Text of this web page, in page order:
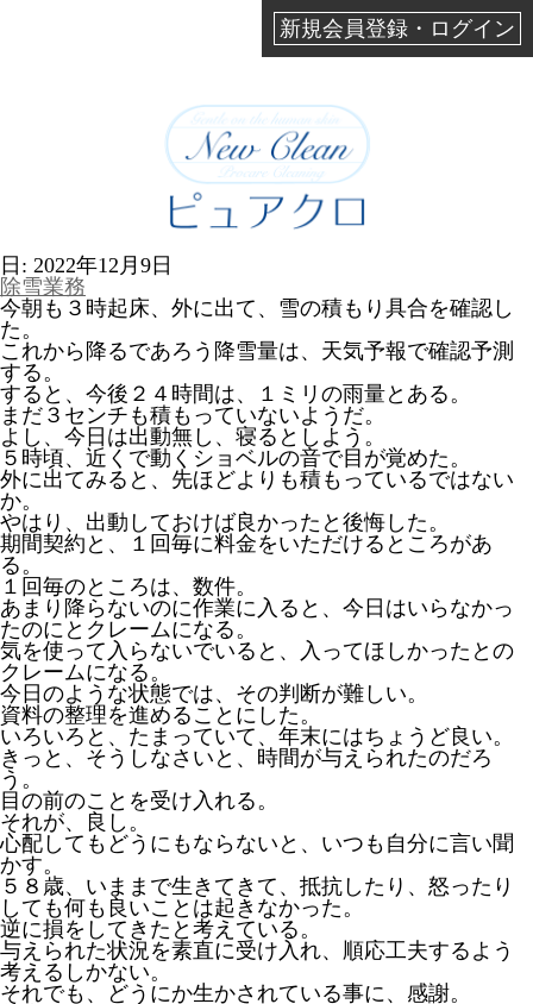
新規会員登録・ログイン
1
2
3
4
5
6
7
8
9
10
11
12
13
14
15
16
17
18
19
20
21
22
23
24
25
26
27
28
29
30
1
2
3
4
5
6
7
8
9
10
11
12
13
14
15
16
17
18
19
20
21
22
23
24
25
26
27
28
29
30
31
1
2
3
4
5
6
7
8
9
10
11
12
13
14
15
16
17
18
19
20
21
22
23
24
25
26
27
28
29
30
1
2
3
4
5
6
7
8
9
10
11
12
13
14
15
16
17
18
19
20
21
22
23
24
25
26
27
28
29
30
31
1
2
3
4
5
6
7
8
9
10
11
12
13
14
15
16
17
18
19
20
21
22
23
24
25
26
27
28
1
2
3
4
5
6
7
8
9
10
11
12
13
14
15
16
17
18
19
20
21
22
23
24
25
26
27
28
29
30
31
1
2
3
4
5
6
7
8
9
10
11
12
13
14
15
16
17
18
19
20
21
22
23
24
25
26
27
28
29
30
31
1
2
3
4
5
6
7
8
9
10
11
12
13
14
15
16
17
18
19
20
21
22
23
24
25
26
27
28
29
30
1
2
3
4
5
6
7
8
9
10
11
12
13
14
15
16
17
18
19
20
21
22
23
24
25
26
27
28
29
30
31
1
2
3
4
5
6
7
8
9
10
11
12
13
14
15
16
17
18
19
20
21
22
23
24
25
26
27
28
29
30
1
2
3
4
5
6
7
8
9
10
11
12
13
14
15
16
17
18
19
20
21
22
23
24
25
26
27
28
29
30
31
1
2
3
4
5
6
7
8
9
10
11
12
13
14
15
16
17
18
19
20
21
22
23
24
25
26
27
28
29
30
1
2
3
4
5
6
7
8
9
10
11
12
13
14
15
16
17
18
19
20
21
22
23
24
25
26
27
28
29
30
31
1
2
3
4
5
6
7
8
9
10
11
12
13
14
15
16
17
18
19
20
21
22
23
24
25
26
27
28
1
2
3
4
5
6
7
8
9
10
11
12
13
14
15
16
17
18
19
20
21
22
23
24
25
26
27
28
29
30
31
1
2
3
4
5
6
7
8
9
10
11
12
13
14
15
16
17
18
19
20
21
22
23
24
25
26
27
28
29
30
1
2
3
4
5
6
7
8
9
10
11
12
13
14
15
16
17
18
19
20
21
22
23
24
25
26
27
28
29
30
31
1
2
3
4
5
6
7
8
9
10
11
12
13
14
15
16
17
18
19
20
21
22
23
24
25
26
27
28
29
30
1
2
3
4
5
6
7
8
9
10
11
12
13
14
15
16
17
18
19
20
21
22
23
24
25
26
27
28
29
30
31
1
2
3
4
5
6
7
8
9
10
11
12
13
14
15
16
17
18
19
20
21
22
23
24
25
26
27
28
29
30
1
2
3
4
5
6
7
8
9
10
11
12
13
14
15
16
17
18
19
20
21
22
23
24
25
26
27
28
29
30
31
1
2
3
4
5
6
7
8
9
10
11
12
13
14
15
16
17
18
19
20
21
22
23
24
25
26
27
28
29
30
1
2
3
4
5
6
7
8
9
10
11
12
13
14
15
16
17
18
19
20
21
22
23
24
25
26
27
28
29
30
31
1
2
3
4
5
6
7
8
9
10
11
12
13
14
15
16
17
18
19
20
21
22
23
24
25
26
27
28
29
1
2
3
4
5
6
7
8
9
10
11
12
13
14
15
16
17
18
19
20
21
22
23
24
25
26
27
28
29
30
31
1
2
3
4
5
6
7
8
9
10
11
12
13
14
15
16
17
18
19
20
21
22
23
24
25
26
27
28
29
30
31
1
2
3
4
5
6
7
8
9
10
11
12
13
14
15
16
17
18
19
20
21
22
23
24
25
26
27
28
29
30
1
2
3
4
5
6
7
8
9
10
11
12
13
14
15
16
17
18
19
20
21
22
23
24
25
26
27
28
29
30
31
1
2
3
4
5
6
7
8
9
10
11
12
13
14
15
16
17
18
19
20
21
22
23
24
25
26
27
28
29
30
1
2
3
4
5
6
7
8
9
10
11
12
13
14
15
16
17
18
19
20
21
22
23
24
25
26
27
28
29
30
31
1
2
3
4
5
6
7
8
9
10
11
12
13
14
15
16
17
18
19
20
21
22
23
24
25
26
27
28
29
30
31
1
2
3
4
5
6
7
8
9
10
11
12
13
14
15
16
17
18
19
20
21
22
23
24
25
26
27
28
29
30
1
2
3
4
5
6
7
8
9
10
11
12
13
14
15
16
17
18
19
20
21
22
23
24
25
26
27
28
29
30
31
1
2
3
4
5
6
7
8
9
10
11
12
13
14
15
16
17
18
19
20
21
22
23
24
25
26
27
28
29
30
1
2
3
4
5
6
7
8
9
10
11
12
13
14
15
16
17
18
19
20
21
22
23
24
25
26
27
28
29
30
31
1
2
3
4
5
6
7
8
9
10
11
12
13
14
15
16
17
18
19
20
21
22
23
24
25
26
27
28
1
2
3
4
5
6
7
8
9
10
11
12
13
14
15
16
17
18
19
20
21
22
23
24
25
26
27
28
29
30
31
1
2
3
4
5
6
7
8
9
10
11
12
13
14
15
16
17
18
19
20
21
22
23
24
25
26
27
28
29
30
31
1
2
3
4
5
6
7
8
9
10
11
12
13
14
15
16
17
18
19
20
21
22
23
24
25
26
27
28
29
30
1
2
3
4
5
6
7
8
9
10
11
12
13
14
15
16
17
18
19
20
21
22
23
24
25
26
27
28
29
30
31
1
2
3
4
5
6
7
8
9
10
11
12
13
14
15
16
17
18
19
20
21
22
23
24
25
26
27
28
29
30
1
2
3
4
5
6
7
8
9
10
11
12
13
14
15
16
17
18
19
20
21
22
23
24
25
26
27
28
29
30
31
1
2
3
4
5
6
7
8
9
10
11
12
13
14
15
16
17
18
19
20
21
22
23
24
25
26
27
28
29
30
31
1
2
3
4
5
6
7
8
9
10
11
12
13
14
15
16
17
18
19
20
21
22
23
24
25
26
27
28
29
30
1
2
3
4
5
6
7
8
9
10
11
12
13
14
15
16
17
18
19
20
21
22
23
24
25
26
27
28
29
30
31
1
2
3
4
5
6
7
8
9
10
11
12
13
14
15
16
17
18
19
20
21
22
23
24
25
26
27
28
29
30
1
2
3
4
5
6
7
8
9
10
11
12
13
14
15
16
17
18
19
20
21
22
23
24
25
26
27
28
29
30
31
1
2
3
4
5
6
7
8
9
10
11
12
13
14
15
16
17
18
19
20
21
22
23
24
25
26
27
28
1
2
3
4
5
6
7
8
9
10
11
12
13
14
15
16
17
18
19
20
21
22
23
24
25
26
27
28
29
30
31
1
2
3
4
5
6
7
8
9
10
11
12
13
14
15
16
17
18
19
20
21
22
23
24
25
26
27
28
29
30
31
1
2
3
4
5
6
7
8
9
10
11
12
13
14
15
16
17
18
19
20
21
22
23
24
25
26
27
28
29
30
1
2
3
4
5
6
7
8
9
10
11
12
13
14
15
16
17
18
19
20
21
22
23
24
25
26
27
28
29
30
31
1
2
3
4
5
6
7
8
9
10
11
12
13
14
15
16
17
18
19
20
21
22
23
24
25
26
27
28
29
30
1
2
3
4
5
6
7
8
9
10
11
12
13
14
15
16
17
18
19
20
21
22
23
24
25
26
27
28
29
30
31
1
2
3
4
5
6
7
8
9
10
11
12
13
14
15
16
17
18
19
20
21
22
23
24
25
26
27
28
29
30
31
1
2
3
4
5
6
7
8
9
10
11
12
13
14
15
16
17
18
19
20
21
22
23
24
25
26
27
28
29
30
1
2
3
4
5
6
7
8
9
10
11
12
13
14
15
16
17
18
19
20
21
22
23
24
25
26
27
28
29
30
31
1
2
3
4
5
6
7
8
9
10
11
12
13
14
15
16
17
18
19
20
21
22
23
24
25
26
27
28
29
30
1
2
3
4
5
6
7
8
9
10
11
12
13
14
15
16
17
18
19
20
21
22
23
24
25
26
27
28
29
30
31
1
2
3
4
5
6
7
8
9
10
11
12
13
14
15
16
17
18
19
20
21
22
23
24
25
26
27
28
1
2
3
4
5
6
7
8
9
10
11
12
13
14
15
16
17
18
19
20
21
22
23
24
25
26
27
28
29
30
31
1
2
3
4
5
6
7
8
9
10
11
12
13
14
15
16
17
18
19
20
21
22
23
24
25
26
27
28
29
30
31
1
2
3
4
5
6
7
8
9
10
11
12
13
14
15
16
17
18
19
20
21
22
23
24
25
26
27
28
29
30
1
2
3
4
5
6
7
8
9
10
11
12
13
14
15
16
17
18
19
20
21
22
23
24
25
26
27
28
29
30
31
1
2
3
4
5
6
7
8
9
10
11
12
13
14
15
16
17
18
19
20
21
22
23
24
25
26
27
28
29
30
31
日: 2022年12月9日
除雪業務
今朝も３時起床、外に出て、雪の積もり具合を確認し
た。
これから降るであろう降雪量は、天気予報で確認予測
する。
すると、今後２４時間は、１ミリの雨量とある。
まだ３センチも積もっていないようだ。
よし、今日は出動無し、寝るとしよう。
５時頃、近くで動くショベルの音で目が覚めた。
外に出てみると、先ほどよりも積もっているではない
か。
やはり、出動しておけば良かったと後悔した。
期間契約と、１回毎に料金をいただけるところがあ
る。
１回毎のところは、数件。
あまり降らないのに作業に入ると、今日はいらなかっ
たのにとクレームになる。
気を使って入らないでいると、入ってほしかったとの
クレームになる。
今日のような状態では、その判断が難しい。
資料の整理を進めることにした。
いろいろと、たまっていて、年末にはちょうど良い。
きっと、そうしなさいと、時間が与えられたのだろ
う。
目の前のことを受け入れる。
それが、良し。
心配してもどうにもならないと、いつも自分に言い聞
かす。
５８歳、いままで生きてきて、抵抗したり、怒ったり
しても何も良いことは起きなかった。
逆に損をしてきたと考えている。
与えられた状況を素直に受け入れ、順応工夫するよう
考えるしかない。
それでも、どうにか生かされている事に、感謝。